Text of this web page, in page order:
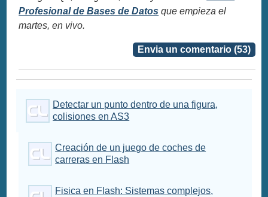
Profesional de Bases de Datos que empieza el
martes, en vivo.
Envia un comentario (53)
Detectar un punto dentro de una figura,
colisiones en AS3
Creación de un juego de coches de
carreras en Flash
Fisica en Flash: Sistemas complejos,